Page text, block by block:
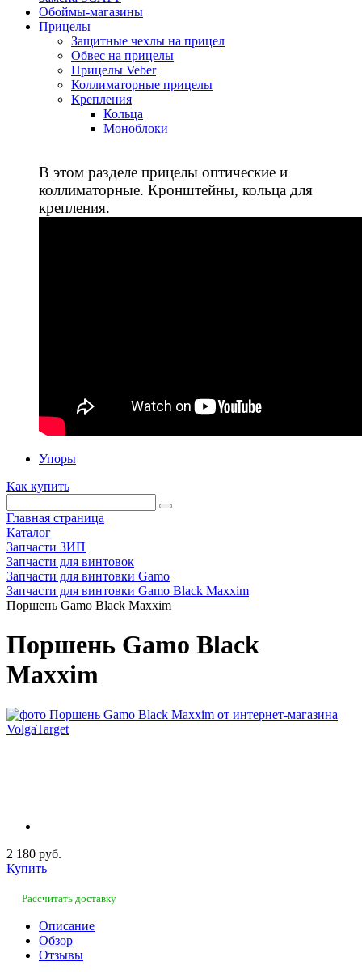
Обоймы-магазины
Прицелы
Защитные чехлы на прицел
Обвес на прицелы
Прицелы Veber
Коллиматорные прицелы
Крепления
Кольца
Моноблоки
В этом разделе прицелы оптические и
коллиматорные. Кронштейны, кольца для
крепления.
Упоры
Как купить
Главная страница
Каталог
Запчасти ЗИП
Запчасти для винтовок
Запчасти для винтовки Gamo
Запчасти для винтовки Gamo Black Maxxim
Поршень Gamo Black Maxxim
Поршень Gamo Black
Maxxim
2 180 руб.
Купить
Рассчитать доставку
Описание
Обзор
Отзывы